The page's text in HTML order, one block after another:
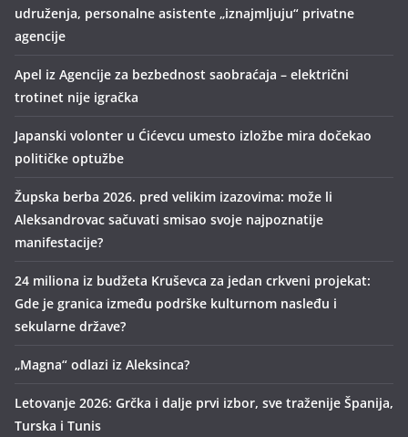
udruženja, personalne asistente „iznajmljuju“ privatne
agencije
Apel iz Agencije za bezbednost saobraćaja – električni
trotinet nije igračka
Japanski volonter u Ćićevcu umesto izložbe mira dočekao
političke optužbe
Župska berba 2026. pred velikim izazovima: može li
Aleksandrovac sačuvati smisao svoje najpoznatije
manifestacije?
24 miliona iz budžeta Kruševca za jedan crkveni projekat:
Gde je granica između podrške kulturnom nasleđu i
sekularne države?
„Magna“ odlazi iz Aleksinca?
Letovanje 2026: Grčka i dalje prvi izbor, sve traženije Španija,
Turska i Tunis